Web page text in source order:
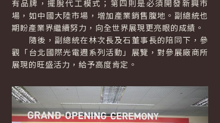
有品牌，擺脫代工模式；第四則是必須開發新興市
場，如中國大陸市場，增加產業銷售腹地。副總統也
期盼產業界繼續努力，向全世界展現更亮眼的成績。
隨後，副總統在林次長及石董事長的陪同下，參
觀「台北國際光電週系列活動」展覽，對參展廠商所
展現的旺盛活力，給予高度肯定。